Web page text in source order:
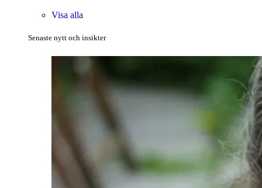
Visa alla
Senaste nytt och insikter